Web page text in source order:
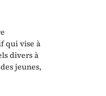
qui vise à
divers à
jeunes,